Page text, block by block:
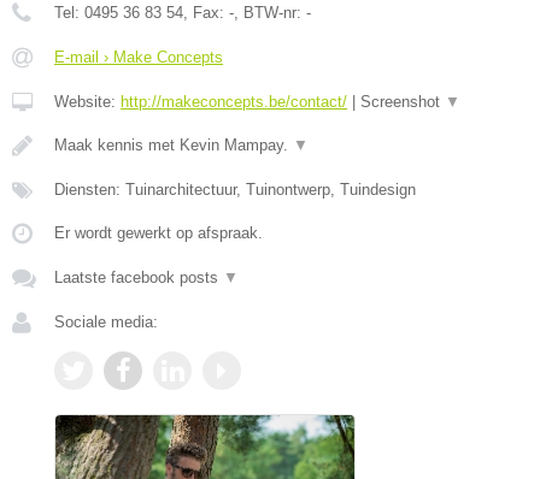
Tel: 0495 36 83 54, Fax: -, BTW-nr: -
E-mail › Make Concepts
Website: http://makeconcepts.be/contact/ Screenshot ▼
Maak kennis met Kevin Mampay. ▼
Diensten: Tuinarchitectuur, Tuinontwerp, Tuindesign
Er wordt gewerkt op afspraak.
Laatste facebook posts ▼
Sociale media: